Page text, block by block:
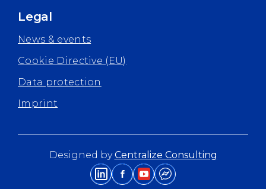
Legal
News & events
Cookie Directive (EU)
Data protection
Imprint
Designed byCentralize Consulting